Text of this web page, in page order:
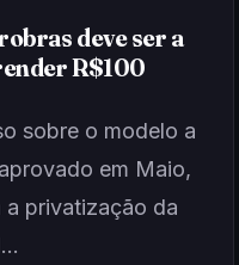
deve ser a
R$100
sobre o modelo a
em Maio,
a privatização da